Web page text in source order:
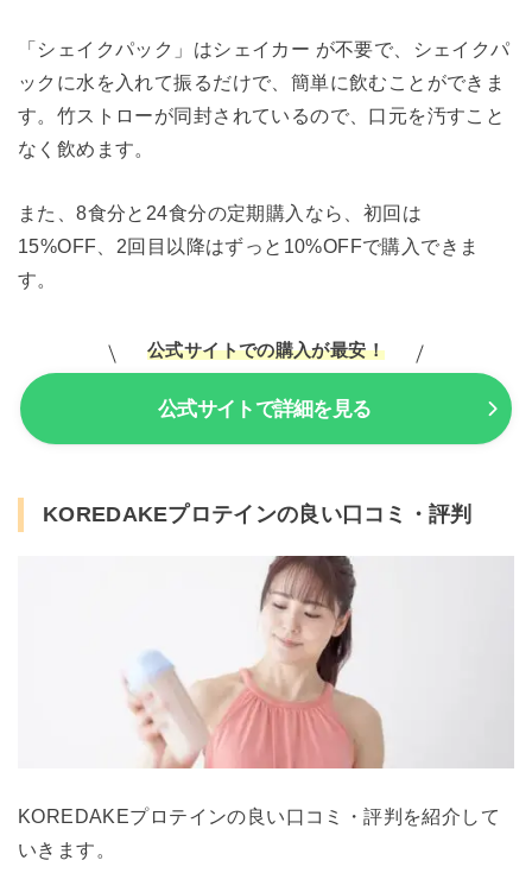
「シェイクパック」はシェイカー が不要で、シェイクパ
ックに水を入れて振るだけで、簡単に飲むことができま
す。竹ストローが同封されているので、口元を汚すこと
なく飲めます。
また、8食分と24食分の定期購入なら、初回は
15%OFF、2回目以降はずっと10%OFFで購入できま
す。
公式サイトでの購入が最安！
公式サイトで詳細を見る
KOREDAKEプロテインの良い口コミ・評判
KOREDAKEプロテインの良い口コミ・評判を紹介して
いきます。